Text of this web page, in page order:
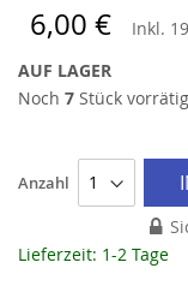
6,00 € Inkl.
AUF LAGER
Noch 7 Stück vorrätig
Anzahl
Lieferzeit: 1-2 Tage